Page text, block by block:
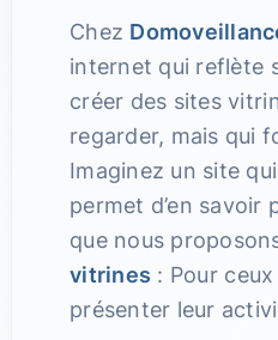
Chez
internet qui reflète
créer des sites
regarder, mais qui
Imaginez un site
permet d’en
que nous
vitrines : Pour
présenter leur